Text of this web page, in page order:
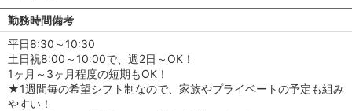
勤務時間備考
平日8:30～10:30
土日祝8:00～10:00で、週2日～OK！
1ヶ月～3ヶ月程度の短期もOK！
★1週間毎の希望シフト制なので、家族やプライベートの予定も組み
やすい！